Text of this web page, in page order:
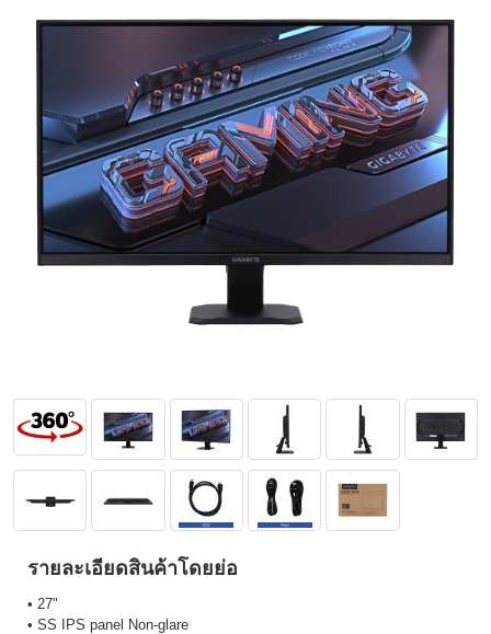
รายละเอียดสินค้าโดยย่อ
• 27"
• SS IPS panel Non-glare